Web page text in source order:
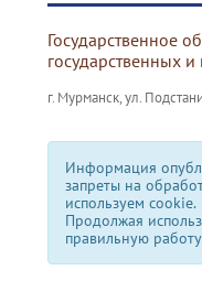
Государственное
государственных
г. Мурманск, ул.
Информация
запреты на
используем сookie.
Продолжая
правильную